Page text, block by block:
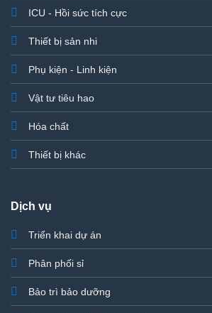
ICU - Hồi sức tích cực
Thiết bị sản nhi
Phụ kiện - Linh kiện
Vật tư tiêu hao
Hóa chất
Thiết bị khác
Dịch vụ
Triển khai dự án
Phân phối sỉ
Bảo trì bảo dưỡng